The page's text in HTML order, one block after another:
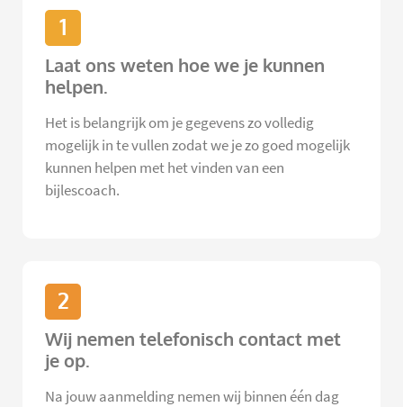
1
Laat ons weten hoe we je kunnen
helpen.
Het is belangrijk om je gegevens zo volledig
mogelijk in te vullen zodat we je zo goed mogelijk
kunnen helpen met het vinden van een
bijlescoach.
2
Wij nemen telefonisch contact met
je op.
Na jouw aanmelding nemen wij binnen één dag